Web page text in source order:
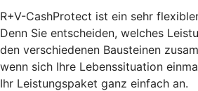
R+V-CashProtect ist ein sehr
Denn Sie entscheiden, welches
den verschiedenen Bausteinen
wenn sich Ihre Lebenssituation
Ihr Leistungspaket ganz einfach an.